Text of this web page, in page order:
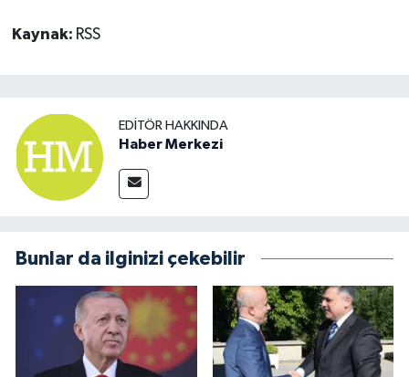
Kaynak: RSS
EDITÖR HAKKINDA
Haber Merkezi
Bunlar da ilginizi çekebilir